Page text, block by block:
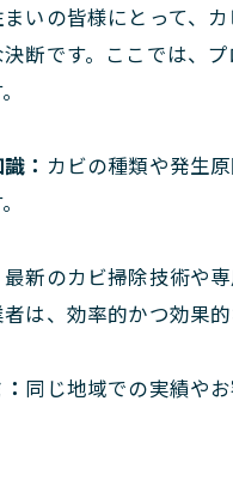
いの皆様にとって、
断です。ここでは、
： カビの種類や発生
最新のカビ掃除技術や
は、効率的かつ効果
同じ地域での実績や